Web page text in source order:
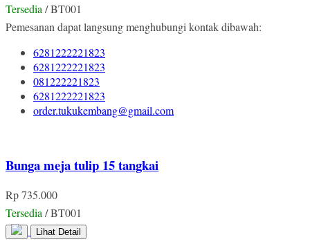
Tersedia / BT001
Pemesanan dapat langsung menghubungi kontak dibawah:
6281222221823
6281222221823
081222221823
6281222221823
order.tukukembang@gmail.com
Bunga meja tulip 15 tangkai
Rp 735.000
Tersedia / BT001
Lihat Detail